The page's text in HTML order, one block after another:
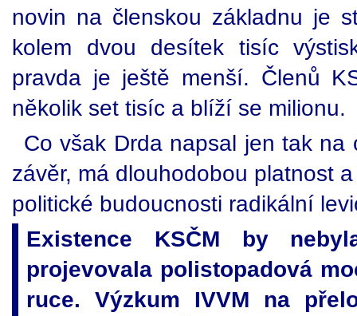
novin na členskou základnu je
kolem dvou desítek tisíc
pravda je ještě menší. Členů
několik set tisíc a blíží se milionu.
Co však Drda napsal jen tak
závěr, má dlouhodobou platnost
politické budoucnosti radikální
Existence KSČM by
projevovala polistopadová
ruce. Výzkum IVVM na